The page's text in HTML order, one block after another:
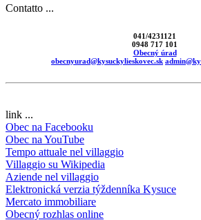
Contatto ...
041/4231121
0948 717 101
Obecný úrad
obecnyurad@kysuckylieskovec.sk
link ...
Obec na Facebooku
Obec na YouTube
Tempo attuale nel villaggio
Villaggio su Wikipedia
Aziende nel villaggio
Elektronická verzia týždenníka Kysuce
Mercato immobiliare
Obecný rozhlas online